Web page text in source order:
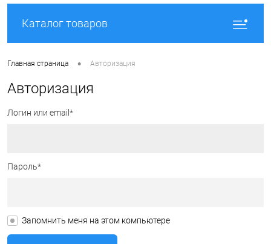
Каталог товаров
Главная страница • Авторизация
Авторизация
Логин или email*
Пароль*
Запомнить меня на этом компьютере